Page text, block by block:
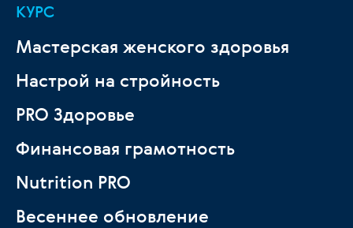
КУРС
Мастерская женского здоровья
Настрой на стройность
PRO Здоровье
Финансовая грамотность
Nutrition PRO
Весеннее обновление